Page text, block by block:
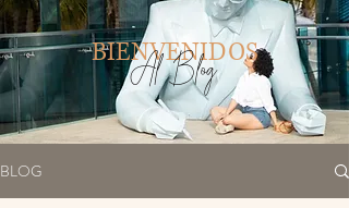
BIENVENIDOS
Al Blog
BLOG